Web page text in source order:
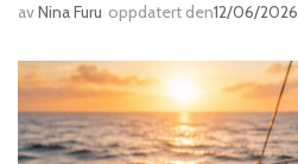
avNina Furu oppdatert den12/06/2026